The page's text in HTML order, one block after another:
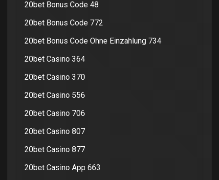
20bet Bonus Code 48
20bet Bonus Code 772
20bet Bonus Code Ohne Einzahlung 734
20bet Casino 364
20bet Casino 370
20bet Casino 556
20bet Casino 706
20bet Casino 807
20bet Casino 877
20bet Casino App 663